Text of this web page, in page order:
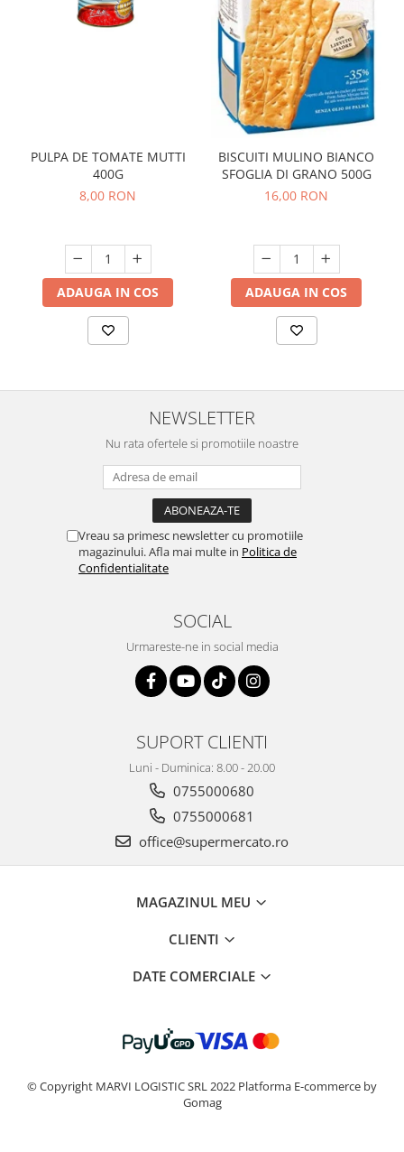
PULPA DE TOMATE MUTTI
400G
8,00 RON
ADAUGA IN COS
BISCUITI MULINO BIANCO
SFOGLIA DI GRANO 500G
16,00 RON
ADAUGA IN COS
NEWSLETTER
Nu rata ofertele si promotiile noastre
Vreau sa primesc newsletter cu promotiile
magazinului. Afla mai multe in Politica de
Confidentialitate
SOCIAL
Urmareste-ne in social media
SUPORT CLIENTI
Luni - Duminica: 8.00 - 20.00
0755000680
0755000681
office@supermercato.ro
MAGAZINUL MEU
CLIENTI
DATE COMERCIALE
© Copyright MARVI LOGISTIC SRL 2022 Platforma E-commerce by
Gomag